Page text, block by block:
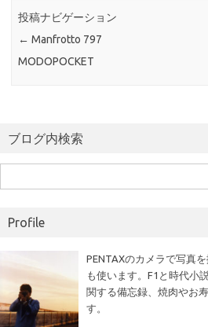
o
k
投稿ナビゲーション
← Manfrotto 797
MODOPOCKET
ブログ内検索
索:
Profile
PENTAXのカメラで写真
も使います。F1と時代小
関する備忘録、焼肉やお
す。